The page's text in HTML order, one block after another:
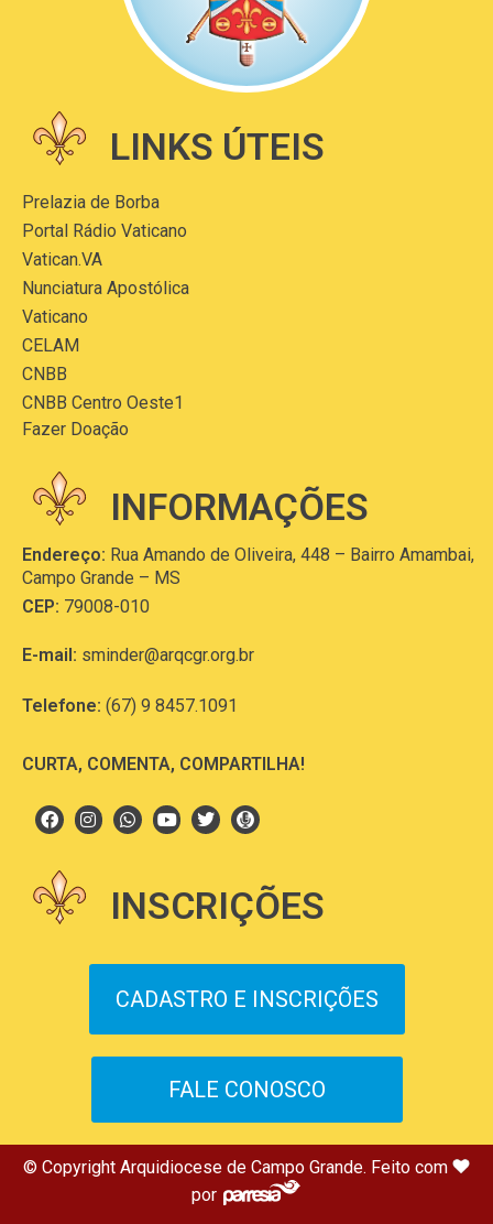
LINKS ÚTEIS
Prelazia de Borba
Portal Rádio Vaticano
Vatican.VA
Nunciatura Apostólica
Vaticano
CELAM
CNBB
CNBB Centro Oeste1
Fazer Doação
INFORMAÇÕES
Endereço: Rua Amando de Oliveira, 448 – Bairro Amambai,
Campo Grande – MS
CEP: 79008-010
E-mail: sminder@arqcgr.org.br
Telefone: (67) 9 8457.1091
CURTA, COMENTA, COMPARTILHA!
INSCRIÇÕES
CADASTRO E INSCRIÇÕES
FALE CONOSCO
© Copyright Arquidiocese de Campo Grande. Feito com
por